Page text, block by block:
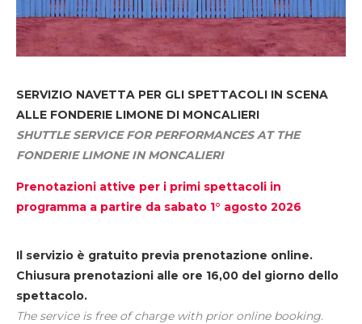
SERVIZIO NAVETTA PER GLI SPETTACOLI IN SCENA
ALLE FONDERIE LIMONE DI MONCALIERI
SHUTTLE SERVICE FOR PERFORMANCES AT THE
FONDERIE LIMONE IN MONCALIERI
Prenotazioni attive per i primi spettacoli in
programma a partire da sabato 1° agosto 2026
Il servizio è gratuito previa prenotazione online.
Chiusura prenotazioni alle ore 16,00 del giorno dello
spettacolo.
The service is free of charge with prior online booking.